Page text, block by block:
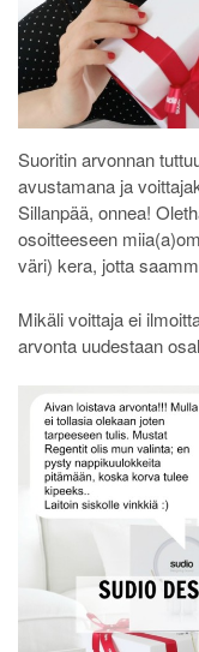
Suoritin arvonnan
avustamana ja
Sillanpää, onnea!
osoitteeseen
väri) kera, jotta
Mikäli voittaja ei
arvonta uudestaan